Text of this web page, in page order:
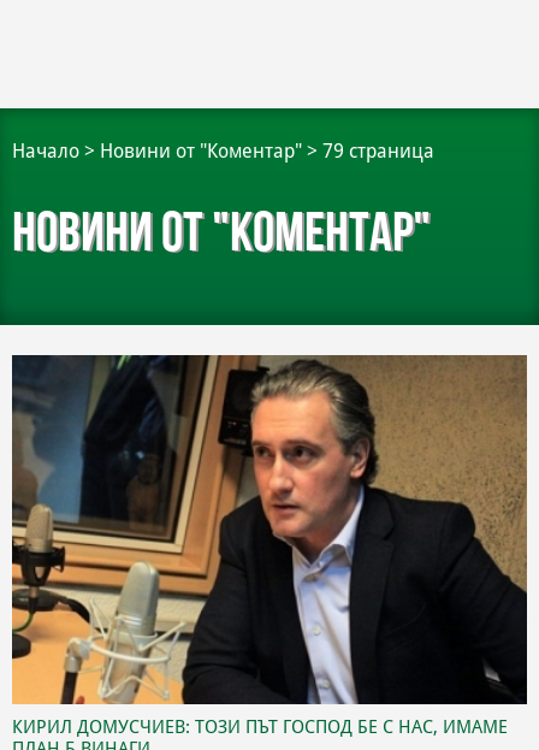
Начало > Новини от "Коментар" > 79 страница
Новини от "Коментар"
КИРИЛ ДОМУСЧИЕВ: ТОЗИ ПЪТ ГОСПОД БЕ С НАС, ИМАМЕ